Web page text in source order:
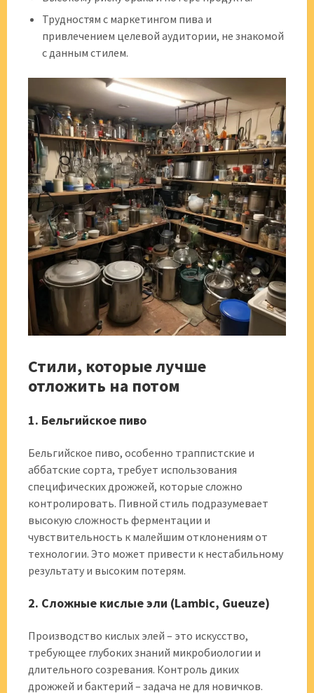
Трудностям с маркетингом пива и
привлечением целевой аудитории, не знакомой
с данным стилем.
Стили, которые лучше
отложить на потом
1. Бельгийское пиво
Бельгийское пиво, особенно траппистские и
аббатские сорта, требует использования
специфических дрожжей, которые сложно
контролировать. Пивной стиль подразумевает
высокую сложность ферментации и
чувствительность к малейшим отклонениям от
технологии. Это может привести к нестабильному
результату и высоким потерям.
2. Сложные кислые эли (Lambic, Gueuze)
Производство кислых элей – это искусство,
требующее глубоких знаний микробиологии и
длительного созревания. Контроль диких
дрожжей и бактерий – задача не для новичков.